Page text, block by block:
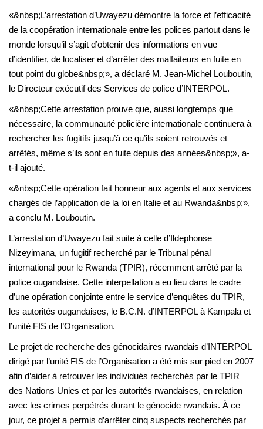
«&nbsp;L’arrestation d’Uwayezu démontre la force et l’efficacité
de la coopération internationale entre les polices partout dans le
monde lorsqu’il s’agit d’obtenir des informations en vue
d’identifier, de localiser et d’arrêter des malfaiteurs en fuite en
tout point du globe&nbsp;», a déclaré M. Jean-Michel Louboutin,
le Directeur exécutif des Services de police d’INTERPOL.
«&nbsp;Cette arrestation prouve que, aussi longtemps que
nécessaire, la communauté policière internationale continuera à
rechercher les fugitifs jusqu’à ce qu’ils soient retrouvés et
arrêtés, même s’ils sont en fuite depuis des années&nbsp;», a-
t-il ajouté.
«&nbsp;Cette opération fait honneur aux agents et aux services
chargés de l’application de la loi en Italie et au Rwanda&nbsp;»,
a conclu M. Louboutin.
L’arrestation d’Uwayezu fait suite à celle d’Ildephonse
Nizeyimana, un fugitif recherché par le Tribunal pénal
international pour le Rwanda (TPIR), récemment arrêté par la
police ougandaise. Cette interpellation a eu lieu dans le cadre
d’une opération conjointe entre le service d’enquêtes du TPIR,
les autorités ougandaises, le B.C.N. d’INTERPOL à Kampala et
l’unité FIS de l’Organisation.
Le projet de recherche des génocidaires rwandais d’INTERPOL
dirigé par l’unité FIS de l’Organisation a été mis sur pied en 2007
afin d’aider à retrouver les individués recherchés par le TPIR
des Nations Unies et par les autorités rwandaises, en relation
avec les crimes perpétrés durant le génocide rwandais. À ce
jour, ce projet a permis d’arrêter cinq suspects recherchés par